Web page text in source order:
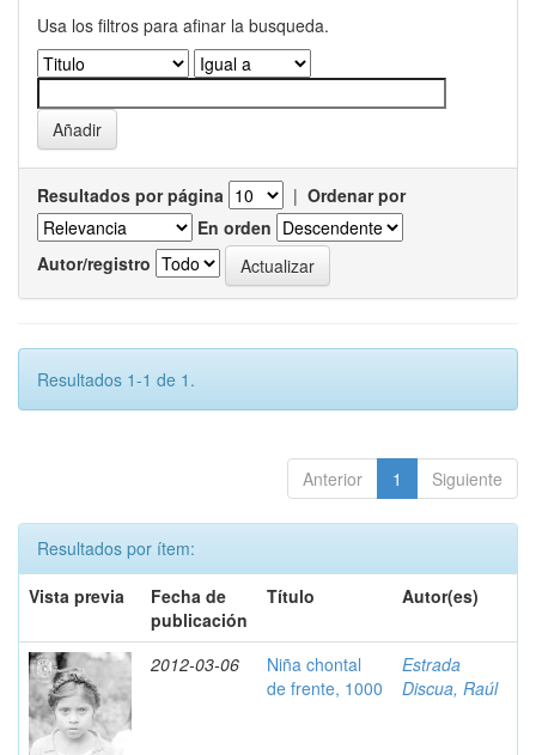
Usa los filtros para afinar la busqueda.
Resultados por página | Ordenar por
En orden
Autor/registro
Resultados 1-1 de 1.
Anterior 1 Siguiente
Resultados por ítem:
Vista previa
Fecha de
publicación
Título Autor(es)
2012-03-06
Niña chontal
de frente, 1000
Estrada
Discua, Raúl